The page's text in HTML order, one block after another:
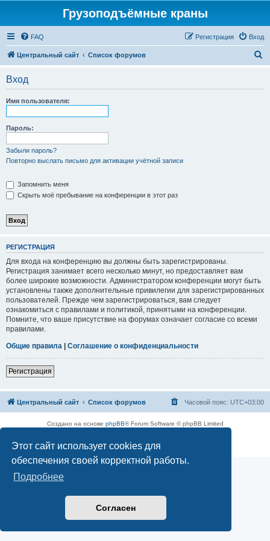
Этот сайт использует cookies для
обеспечения своей корректной работы.
Подробнее
Согласен
Грузоподъёмные краны
FAQ Вход
Регистрация
Центральный сайт Список форумов
Вход
Имя пользователя:
Пароль:
Забыли пароль?
Повторно выслать письмо для активации учётной записи
Запомнить меня
Скрыть моё пребывание на конференции в этот раз
РЕГИСТРАЦИЯ
Для входа на конференцию вы должны быть зарегистрированы.
Регистрация занимает всего несколько минут, но предоставляет вам
более широкие возможности. Администратором конференции могут быть
установлены также дополнительные привилегии для зарегистрированных
пользователей. Прежде чем зарегистрироваться, вам следует
ознакомиться с правилами и политикой, принятыми на конференции.
Помните, что ваше присутствие на форумах означает согласие со всеми
правилами.
Общие правила | Соглашение о конфиденциальности
Регистрация
Центральный сайт Список форумов Часовой пояс: UTC+03:00
Создано на основе phpBB® Forum Software © phpBB Limited
Конфиденциальность|Правила